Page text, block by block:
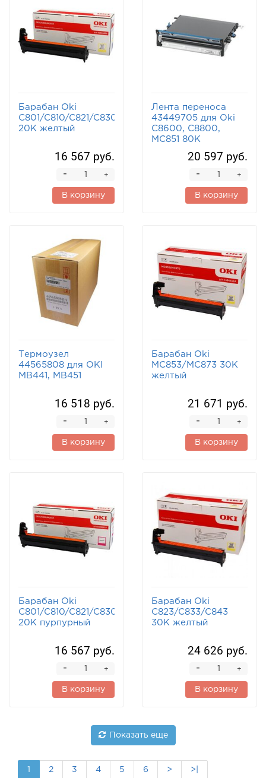
Барабан Oki
C801/C810/C821/C830/MC860/MC851/MC861
20K желтый
16 567 руб.
+
-
В корзину
Лента переноса
43449705 для Oki
C8600, C8800,
MC851 80K
20 597 руб.
+
-
В корзину
Термоузел
44565808 для OKI
MB441, MB451
16 518 руб.
+
-
В корзину
Барабан Oki
MC853/MC873 30K
желтый
21 671 руб.
+
-
В корзину
Барабан Oki
C801/C810/C821/C830/MC860/MC851/MC861
20K пурпурный
16 567 руб.
+
-
В корзину
Барабан Oki
C823/C833/C843
30K желтый
24 626 руб.
+
-
В корзину
Показать еще
1 2 3 4 5 6 > >|